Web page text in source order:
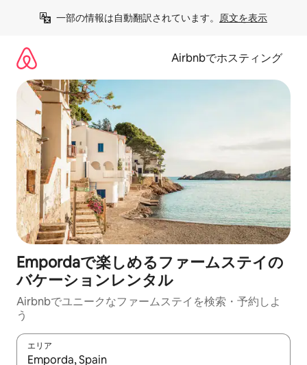
一部の情報は自動翻訳されています。 原文を表示
Airbnbでホスティング
Empordaで楽しめるファームステイの
バケーションレンタル
Airbnbでユニークなファームステイを検索・予約しよ
う
エリア
検索結果が表示されたら、上下の矢印キーを使って移動するか